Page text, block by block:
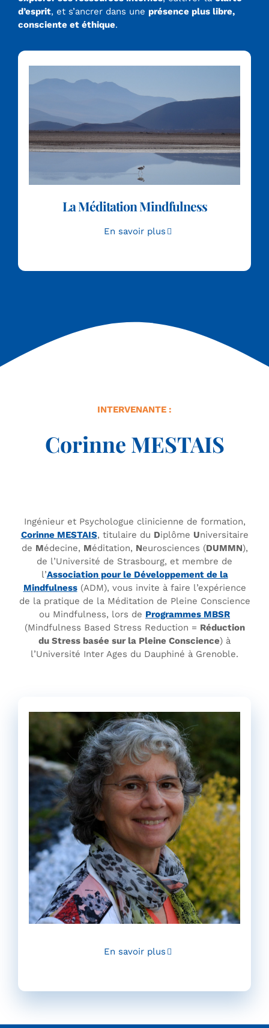
d’esprit, et s’ancrer dans une présence plus libre,
consciente et éthique.
La Méditation Mindfulness
En savoir plus
INTERVENANTE :
Corinne MESTAIS
Ingénieur et Psychologue clinicienne de formation,
Corinne MESTAIS, titulaire du Diplôme Universitaire
de Médecine, Méditation, Neurosciences (DUMMN),
de l’Université de Strasbourg, et membre de
l’Association pour le Développement de la
Mindfulness(ADM), vous invite à faire l’expérience
de la pratique de la Méditation de Pleine Conscience
ou Mindfulness, lors de Programmes MBSR
(Mindfulness Based Stress Reduction = Réduction
du Stress basée sur la Pleine Conscience) à
l’Université Inter Ages du Dauphiné à Grenoble.
En savoir plus